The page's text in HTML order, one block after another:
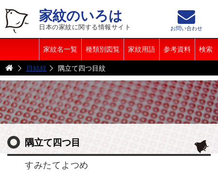
家紋のいろは
日本の家紋に関する情報サイト
家紋名一覧 種類別図覧 家紋用語 参考資料 検索
お問い合わせ
目結紋 隅立て四つ目紋
隅立て四つ目
すみたてよつめ